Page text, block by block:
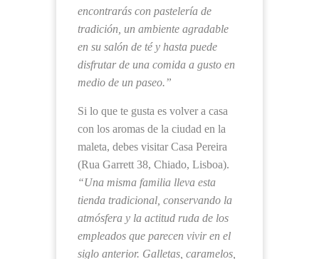
encontrarás con pastelería de
tradición, un ambiente agradable
en su salón de té y hasta puede
disfrutar de una comida a gusto en
medio de un paseo.”
Si lo que te gusta es volver a casa
con los aromas de la ciudad en la
maleta, debes visitar Casa Pereira
(Rua Garrett 38, Chiado, Lisboa).
“Una misma familia lleva esta
tienda tradicional, conservando la
atmósfera y la actitud ruda de los
empleados que parecen vivir en el
siglo anterior. Galletas, caramelos,